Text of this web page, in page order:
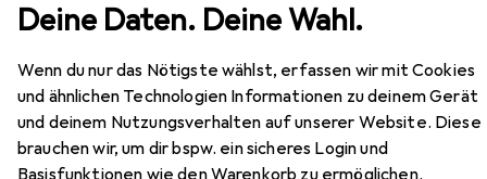
Deine Daten. Deine Wahl.
Wenn du nur das Nötigste wählst, erfassen wir mit Cookies
und ähnlichen Technologien Informationen zu deinem Gerät
und deinem Nutzungsverhalten auf unserer Website. Diese
brauchen wir, um dir bspw. ein sicheres Login und
Basisfunktionen wie den Warenkorb zu ermöglichen.
Powerbank RealPower PB-4000 Fashion
EUR
16,82 1,13/1Wh
RealPower PB-4000 Fashion
4000 mAh, 14.80 Wh